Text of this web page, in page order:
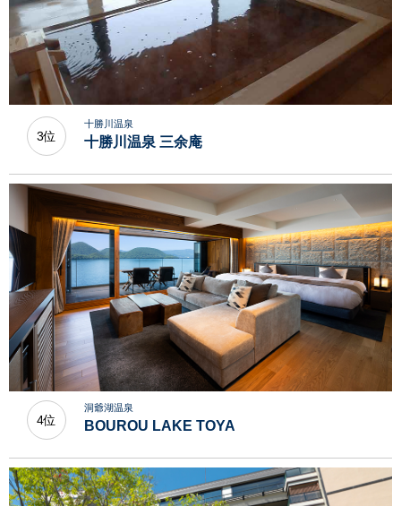
3位
十勝川温泉
十勝川温泉 三余庵
4位
洞爺湖温泉
BOUROU LAKE TOYA